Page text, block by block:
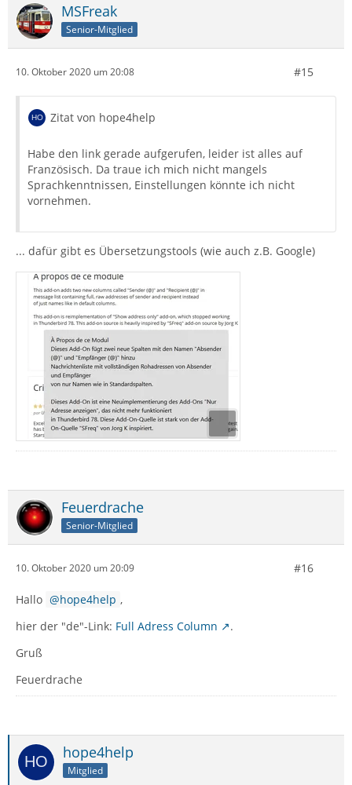
MSFreak
Senior-Mitglied
10. Oktober 2020 um 20:08 #15
Zitat von hope4help
Habe den link gerade aufgerufen, leider ist alles auf
Französisch. Da traue ich mich nicht mangels
Sprachkenntnissen, Einstellungen könnte ich nicht
vornehmen.
... dafür gibt es Übersetzungstools (wie auch z.B. Google)
Feuerdrache
Senior-Mitglied
10. Oktober 2020 um 20:09 #16
Hallo hope4help ,
hier der "de"-Link: Full Adress Column
.
Gruß
Feuerdrache
hope4help
Mitglied